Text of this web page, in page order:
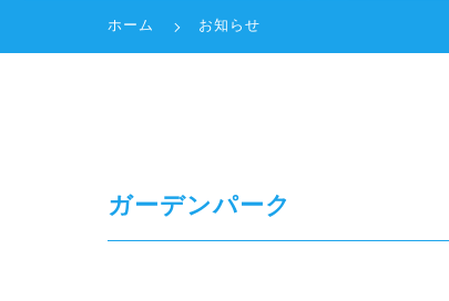
ホーム お知らせ
ガーデンパーク